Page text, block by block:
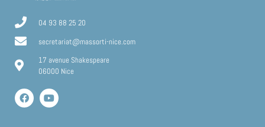
04 93 88 25 20
secretariat@massorti-nice.com
17 avenue Shakespeare
06000 Nice